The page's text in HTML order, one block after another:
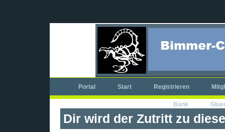
Portal Start Registrieren
Bank
Dir wird der Zutritt zu